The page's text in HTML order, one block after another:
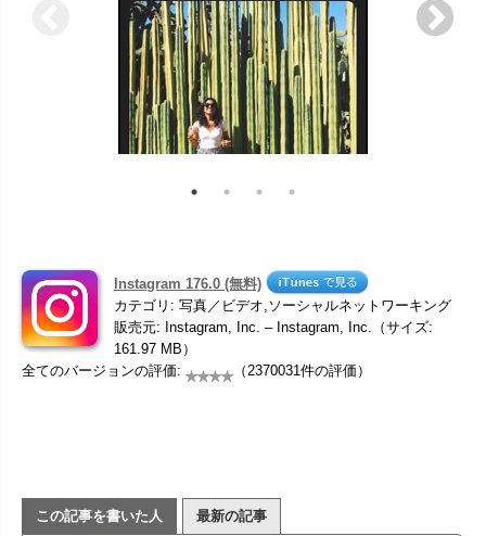
Instagram 176.0 (無料)
カテゴリ: 写真／ビデオ,ソーシャルネットワーキング
販売元: Instagram, Inc. – Instagram, Inc.（サイズ:
161.97 MB）
全てのバージョンの評価:
（2370031件の評価）
この記事を書いた人 最新の記事